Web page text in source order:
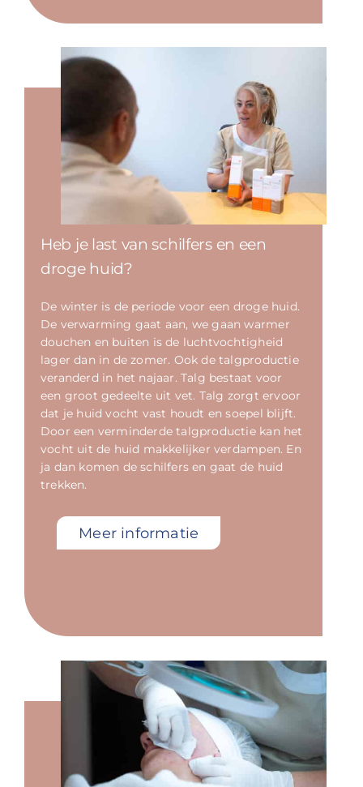
Heb je last van schilfers en een
droge huid?
De winter is de periode voor een droge huid.
De verwarming gaat aan, we gaan warmer
douchen en buiten is de luchtvochtigheid
lager dan in de zomer. Ook de talgproductie
veranderd in het najaar. Talg bestaat voor
een groot gedeelte uit vet. Talg zorgt ervoor
dat je huid vocht vast houdt en soepel blijft.
Door een verminderde talgproductie kan het
vocht uit de huid makkelijker verdampen. En
ja dan komen de schilfers en gaat de huid
trekken.
Meer informatie